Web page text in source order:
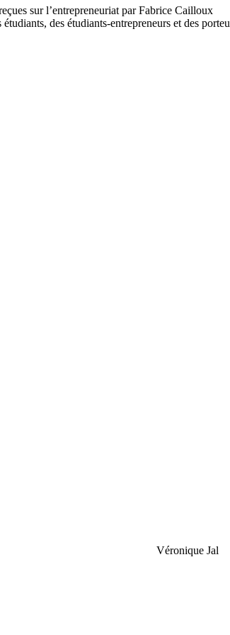
sur l’entrepreneuriat par Fabrice Cailloux
des étudiants-entrepreneurs et des
Véronique Jal